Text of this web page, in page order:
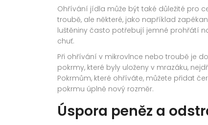
Ohřívání jídla může být také důležité pro
troubě, ale některé, jako například
luštěniny často potřebují jemné prohřátí
chuť.
Při ohřívání v mikrovlnce nebo troubě je
pokrmy, které byly uloženy v mrazáku,
Pokrmům, které ohříváte, můžete přidat
pokrmu úplně nový rozměr.
Úspora peněz a